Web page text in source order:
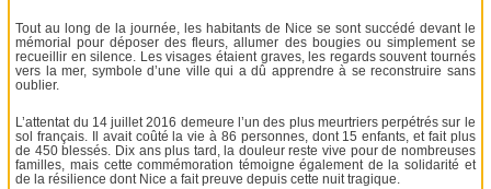
Tout au long de la journée, les habitants de Nice se sont succédé devant le
mémorial pour déposer des fleurs, allumer des bougies ou simplement se
recueillir en silence. Les visages étaient graves, les regards souvent tournés
vers la mer, symbole d’une ville qui a dû apprendre à se reconstruire sans
oublier.
L’attentat du 14 juillet 2016 demeure l’un des plus meurtriers perpétrés sur le
sol français. Il avait coûté la vie à 86 personnes, dont 15 enfants, et fait plus
de 450 blessés. Dix ans plus tard, la douleur reste vive pour de nombreuses
familles, mais cette commémoration témoigne également de la solidarité et
de la résilience dont Nice a fait preuve depuis cette nuit tragique.